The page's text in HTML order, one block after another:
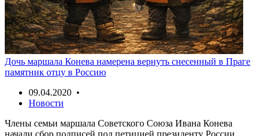
Дочь маршала Конева намерена вернуть снесенный в Праге
памятник отцу в Россию
09.04.2020 •
Новости
Члены семьи маршала Советского Союза Ивана Конева
начали сбор подписей под петицией президенту России